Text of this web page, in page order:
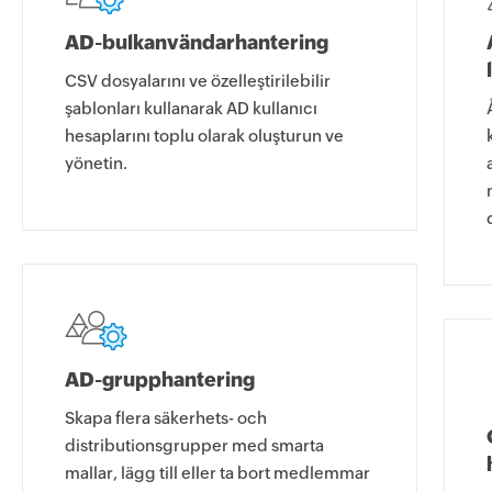
AD-bulkanvändarhantering
CSV dosyalarını ve özelleştirilebilir
şablonları kullanarak AD kullanıcı
hesaplarını toplu olarak oluşturun ve
yönetin.
AD-grupphantering
Skapa flera säkerhets- och
distributionsgrupper med smarta
mallar, lägg till eller ta bort medlemmar